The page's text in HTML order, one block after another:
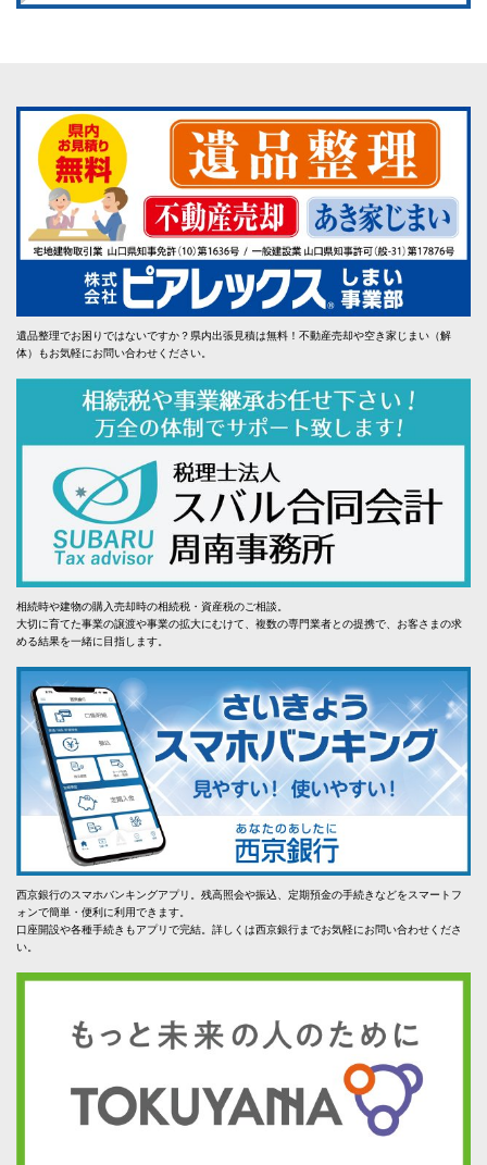
遺品整理でお困りではないですか？県内出張見積は無料！不動産売却や空き家じまい（解
体）もお気軽にお問い合わせください。
相続時や建物の購入売却時の相続税・資産税のご相談。
大切に育てた事業の譲渡や事業の拡大にむけて、複数の専門業者との提携で、お客さまの求
める結果を一緒に目指します。
西京銀行のスマホバンキングアプリ。残高照会や振込、定期預金の手続きなどをスマートフ
ォンで簡単・便利に利用できます。
口座開設や各種手続きもアプリで完結。詳しくは西京銀行までお気軽にお問い合わせくださ
い。